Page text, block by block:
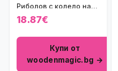
Риболов с колело на
цветовете
18.87€
Купи от
woodenmagic.bg →